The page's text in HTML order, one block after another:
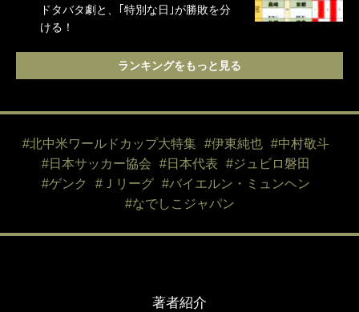
ドタバタ劇と、｢特別な日｣が勝敗を分
ける！
ランキングをもっと見る
#北中米ワールドカップ大特集 #伊東純也
#中村敬斗
#日本サッカー協会
#日本代表
#ジュビロ磐田
#ゲンク
#Ｊリーグ
#バイエルン・ミュンヘン
#なでしこジャパン
著者紹介